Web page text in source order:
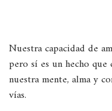
Nuestra capacidad de
pero sí es un hecho que
nuestra mente, alma y
vías.